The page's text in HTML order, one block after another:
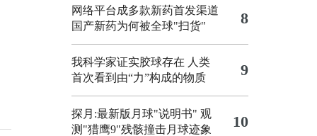
网络平台成多款新药首发渠道
国产新药为何被全球"扫货"
8
我科学家证实胶球存在 人类
首次看到由“力”构成的物质
9
探月:最新版月球"说明书" 观
测"猎鹰9"残骸撞击月球迹象
10